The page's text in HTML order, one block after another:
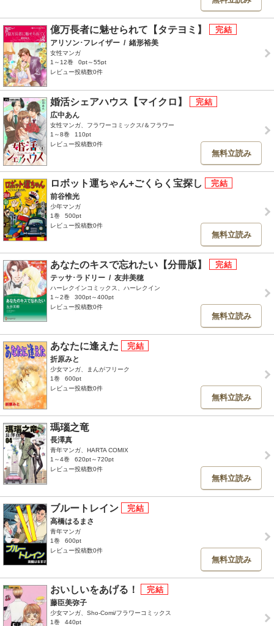
億万長者に魅せられて【タテヨミ】
アリソン･フレイザー / 緒形裕美
女性マンガ
1～12巻
0pt～55pt
レビュー投稿数0件
婚活シェアハウス【マイクロ】
広中あん
女性マンガ、フラワーコミックス/＆フラワー
1～8巻
110pt
レビュー投稿数0件
無料立読み
ロボット運ちゃん+ごくらく宝探し
前谷惟光
少年マンガ
1巻
500pt
レビュー投稿数0件
無料立読み
あなたのキスで忘れたい【分冊版】
テッサ･ラドリー / 友井美穂
ハーレクインコミックス、ハーレクイン
1～2巻
300pt～400pt
レビュー投稿数0件
無料立読み
あなたに逢えた
折原みと
少女マンガ、まんがフリーク
1巻
600pt
レビュー投稿数0件
無料立読み
瑪瑙之竜
長澤真
青年マンガ、HARTA COMIX
1～4巻
620pt～720pt
レビュー投稿数0件
無料立読み
ブルートレイン
高橋はるまさ
青年マンガ
1巻
600pt
レビュー投稿数0件
無料立読み
おいしいをあげる！
藤臣美弥子
少女マンガ、Sho-Comi/フラワーコミックス
1巻
440pt